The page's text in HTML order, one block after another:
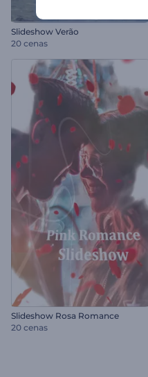
Slideshow Verão
20 cenas
Slideshow Rosa Romance
20 cenas